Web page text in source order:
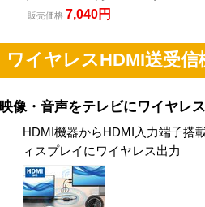
販売価格 7,040円
ワイヤレスHDMI送受信
映像・音声をテレビにワイヤレ
HDMI機器からHDMI入力端子搭
ィスプレイにワイヤレス出力